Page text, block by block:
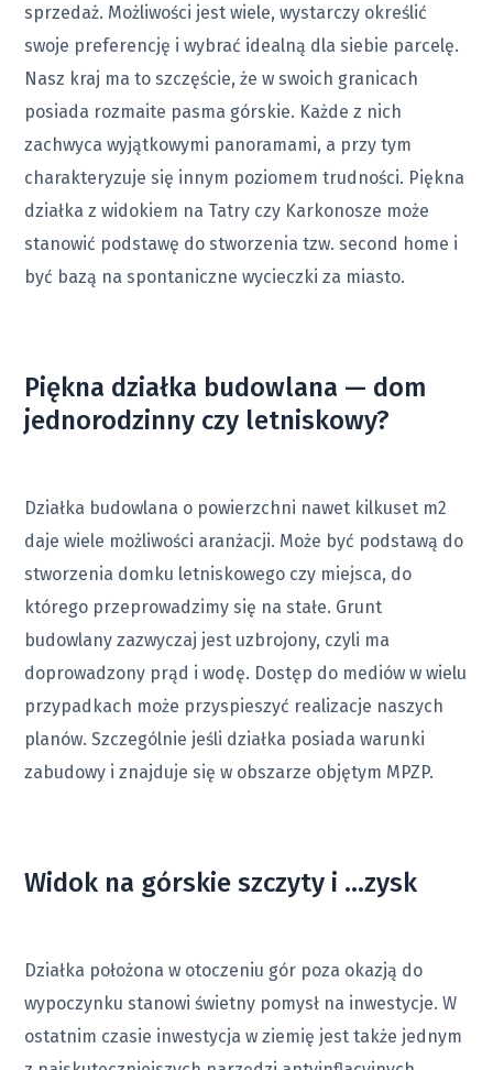
sprzedaż. Możliwości jest wiele, wystarczy określić
swoje preferencję i wybrać idealną dla siebie parcelę.
Nasz kraj ma to szczęście, że w swoich granicach
posiada rozmaite pasma górskie. Każde z nich
zachwyca wyjątkowymi panoramami, a przy tym
charakteryzuje się innym poziomem trudności. Piękna
działka z widokiem na Tatry czy Karkonosze może
stanowić podstawę do stworzenia tzw. second home i
być bazą na spontaniczne wycieczki za miasto.
Piękna działka budowlana — dom
jednorodzinny czy letniskowy?
Działka budowlana o powierzchni nawet kilkuset m2
daje wiele możliwości aranżacji. Może być podstawą do
stworzenia domku letniskowego czy miejsca, do
którego przeprowadzimy się na stałe. Grunt
budowlany zazwyczaj jest uzbrojony, czyli ma
doprowadzony prąd i wodę. Dostęp do mediów w wielu
przypadkach może przyspieszyć realizacje naszych
planów. Szczególnie jeśli działka posiada warunki
zabudowy i znajduje się w obszarze objętym MPZP.
Widok na górskie szczyty i ...zysk
Działka położona w otoczeniu gór poza okazją do
wypoczynku stanowi świetny pomysł na inwestycje. W
ostatnim czasie inwestycja w ziemię jest także jednym